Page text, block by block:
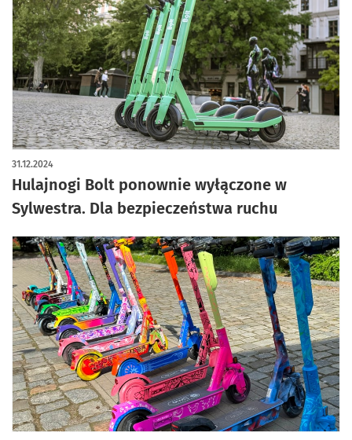
Hulajnogi Bolt ponownie wyłączone w
Sylwestra. Dla bezpieczeństwa ruchu
31.12.2024